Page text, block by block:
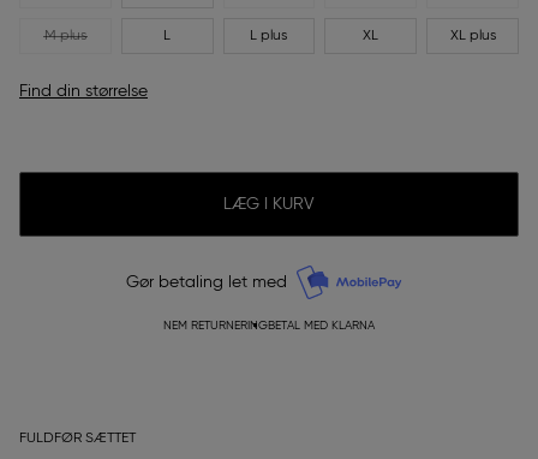
M plus L L plus XL XL plus
Find din størrelse
LÆG I KURV
Gør betaling let med
NEM RETURNERINGBETAL MED KLARNA
FULDFØR SÆTTET